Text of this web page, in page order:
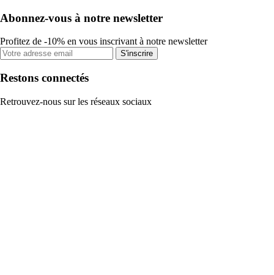
Abonnez-vous à notre newsletter
Profitez de -10% en vous inscrivant à notre newsletter
S'inscrire
Restons connectés
Retrouvez-nous sur les réseaux sociaux